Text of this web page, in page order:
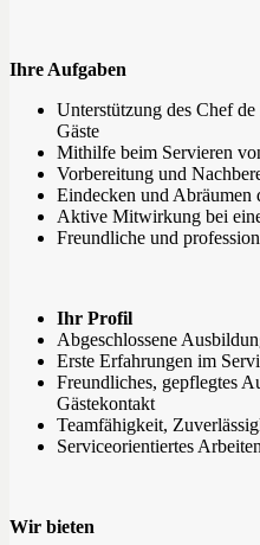
Ihre Aufgaben
Unterstützung des Chef
Gäste
Mithilfe beim Servieren
Vorbereitung und
Eindecken und Abräumen
Aktive Mitwirkung bei
Freundliche und
Ihr Profil
Abgeschlossene
Erste Erfahrungen im
Freundliches, gepflegtes
Gästekontakt
Teamfähigkeit,
Serviceorientiertes
Wir bieten